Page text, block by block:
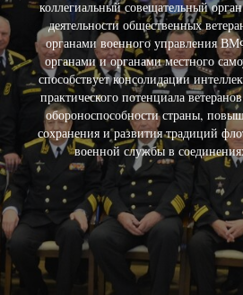
коллегиальный совещательный
деятельности общественных
органами военного управления
органами и органами местного
способствует консолидации
практического потенциала
обороноспособности страны,
сохранения и развития традиций
военной службы в